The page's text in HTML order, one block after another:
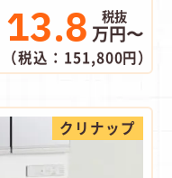
13.8 万円〜
（税込：151,800円）
クリナップ